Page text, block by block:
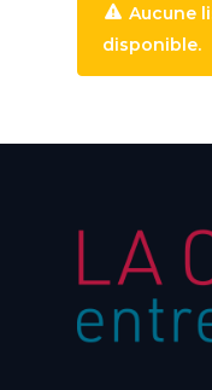
Aucune
disponible.